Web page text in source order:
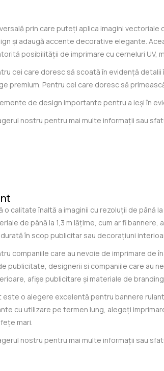
prin care puteți aplica imagini
și adaugă accente decorative elegante.
posibilității de imprimare cu cerneluri
cei care doresc să scoată în evidență
premium. Pentru cei care doresc să
de design importante pentru a ieși în
nostru pentru mai multe informații sau
calitate înaltă a imaginii cu rezoluții de
de până la 1,3 m lățime, cum ar fi
în scop publicitar sau decorațiuni
companiile care au nevoie de imprimare
publicitate, designerii si companiile care au
afișe publicitare și materiale de
o alegere excelentă pentru bannere
cu utilizare pe termen lung, alegeți
mari.
nostru pentru mai multe informații sau